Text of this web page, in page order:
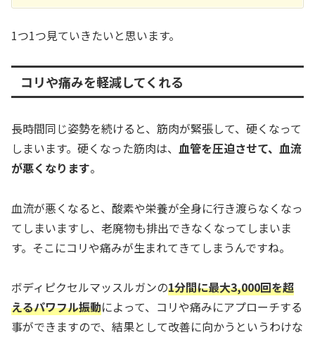
1つ1つ見ていきたいと思います。
コリや痛みを軽減してくれる
長時間同じ姿勢を続けると、筋肉が緊張して、硬くなって
しまいます。硬くなった筋肉は、 血管を圧迫させて、血流
が悪くなります。
血流が悪くなると、酸素や栄養が全身に行き渡らなくなっ
てしまいますし、老廃物も排出できなくなってしまいま
す。そこにコリや痛みが生まれてきてしまうんですね。
ボディピクセルマッスルガンの1分間に最大3,000回を超
えるパワフル振動によって、コリや痛みにアプローチする
事ができますので、結果として改善に向かうというわけな